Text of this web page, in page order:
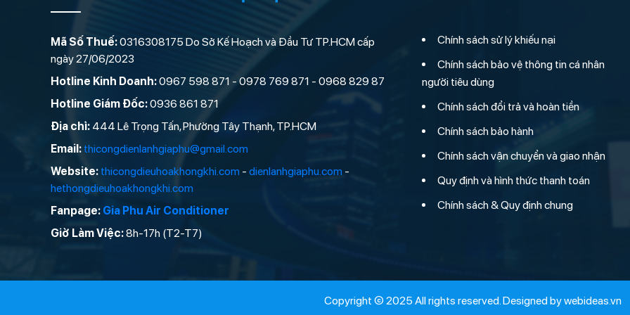
Mã Số Thuế:0316308175 Do Sở Kế Hoạch và Đầu Tư TP.HCM cấp
ngày 27/06/2023
Hotline Kinh Doanh:0967 598 871 - 0978 769 871 - 0968 829 87
Hotline Giám Đốc:0936 861 871
Địa chỉ: 444 Lê Trọng Tấn, Phường Tây Thạnh, TP.HCM
Email: thicongdienlanhgiaphu@gmail.com
Website: thicongdieuhoakhongkhi.com - dienlanhgiaphu.com -
hethongdieuhoakhongkhi.com
Fanpage: Gia Phu Air Conditioner
Giờ Làm Việc:8h-17h (T2-T7)
Chính sách sử lý khiếu nại
Chính sách bảo vệ thông tin cá nhân
người tiêu dùng
Chính sách đổi trả và hoàn tiền
Chính sách bảo hành
Chính sách vận chuyển và giao nhận
Quy định và hình thức thanh toán
Chính sách & Quy định chung
Copyright © 2025 All rights reserved. Designed bywebideas.vn